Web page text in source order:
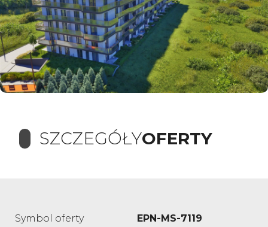
SZCZEGÓŁYOFERTY
Symbol oferty
EPN-MS-7119